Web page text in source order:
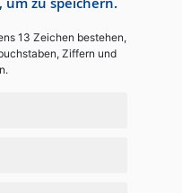
13 Zeichen bestehen,
Ziffern und